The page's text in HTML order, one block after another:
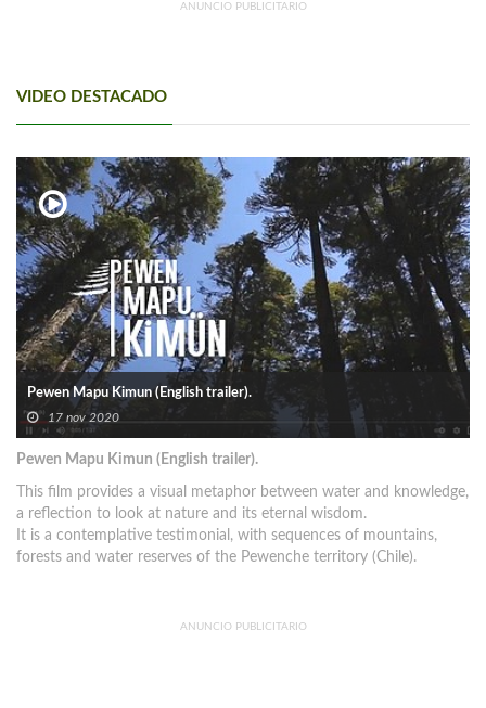
ANUNCIO PUBLICITARIO
VIDEO DESTACADO
Pewen Mapu Kimun (English trailer).
17 nov 2020
Pewen Mapu Kimun (English trailer).
This film provides a visual metaphor between water and knowledge,
a reflection to look at nature and its eternal wisdom.
It is a contemplative testimonial, with sequences of mountains,
forests and water reserves of the Pewenche territory (Chile).
ANUNCIO PUBLICITARIO